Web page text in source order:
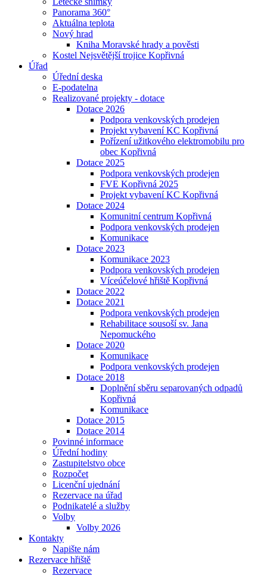
Panorama 360°
Aktuálna teplota
Nový hrad
Kniha Moravské hrady a pověsti
Kostel Nejsvětější trojice Kopřivná
Úřad
Úřední deska
E-podatelna
Realizované projekty - dotace
Dotace 2026
Podpora venkovských prodejen
Projekt vybavení KC Kopřivná
Pořízení užitkového elektromobilu pro
obec Kopřivná
Dotace 2025
Podpora venkovských prodejen
FVE Kopřivná 2025
Projekt vybavení KC Kopřivná
Dotace 2024
Komunitní centrum Kopřivná
Podpora venkovských prodejen
Komunikace
Dotace 2023
Komunikace 2023
Podpora venkovských prodejen
Víceúčelové hřiště Kopřivná
Dotace 2022
Dotace 2021
Podpora venkovských prodejen
Rehabilitace sousoší sv. Jana
Nepomuckého
Dotace 2020
Komunikace
Podpora venkovských prodejen
Dotace 2018
Doplnění sběru separovaných odpadů
Kopřivná
Komunikace
Dotace 2015
Dotace 2014
Povinné informace
Úřední hodiny
Zastupitelstvo obce
Rozpočet
Licenční ujednání
Rezervace na úřad
Podnikatelé a služby
Volby
Volby 2026
Kontakty
Napište nám
Rezervace hřiště
Rezervace